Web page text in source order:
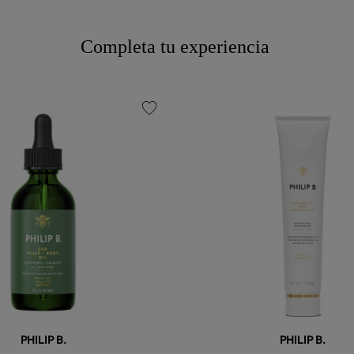
Completa tu experiencia
PHILIP B.
PHILIP B.